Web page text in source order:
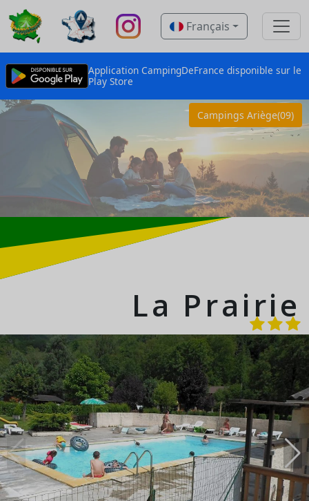
Français
Application CampingDeFrance disponible sur le
Play Store
Campings Ariège(09)
La Prairie